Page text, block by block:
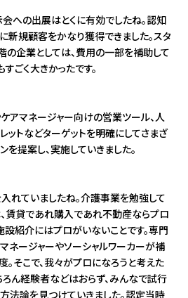
への出展はとくに有効でしたね。認知
新規顧客をかなり獲得できました。スタ
の企業としては、費用の一部を補助して
ごく大きかったです。
アマネージャー向けの営業ツール、人
ットなどターゲットを明確にしてさまざ
を提案し、実施していきました。
れていましたね。介護事業を勉強して
賃貸であれ購入であれ不動産ならプロ
設紹介にはプロがいないことです。専門
ネージャーやソーシャルワーカーが補
。そこで、我々がプロになろうと考えた
ろん経験者などはおらず、みんなで試行
法論を見つけていきました。認定当時